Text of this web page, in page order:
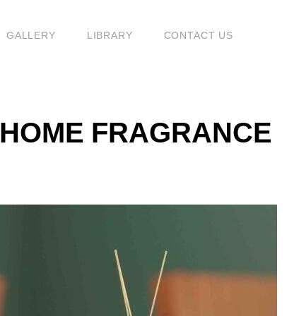
GALLERY LIBRARY CONTACT US
HOME FRAGRANCE